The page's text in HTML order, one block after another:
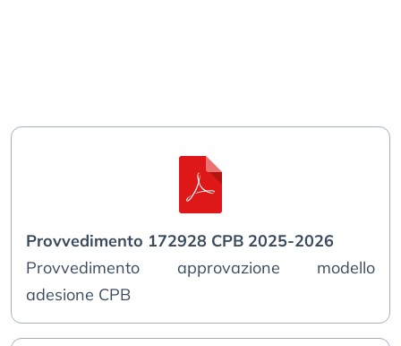
Provvedimento 172928 CPB 2025-2026
Provvedimento approvazione modello
adesione CPB